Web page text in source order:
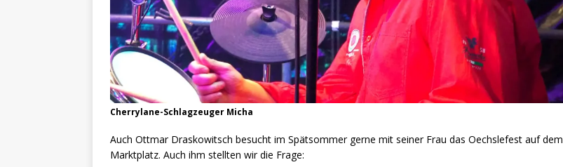
Cherrylane-Schlagzeuger Micha
Auch Ottmar Draskowitsch besucht im Spätsommer gerne mit seiner Frau das Oechslefest auf dem
Marktplatz. Auch ihm stellten wir die Frage: